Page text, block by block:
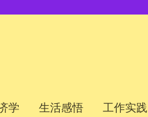
学 生活感悟 工作实践